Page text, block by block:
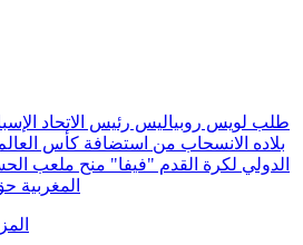
طلب لويس روبياليس رئيس الاتحاد
الدولي لكرة القدم "فيفا" منح ملعب
المغربية